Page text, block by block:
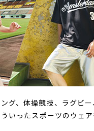
グ、体操競技、ラグビ
いったスポーツのウェ